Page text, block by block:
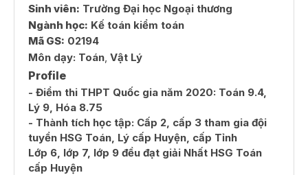
Sinh viên: Trường Đại học Ngoại thương
Ngành học: Kế toán kiểm toán
Mã GS: 02194
Môn dạy: Toán, Vật Lý
Profile
- Điểm thi THPT Quốc gia năm 2020: Toán 9.4,
Lý 9, Hóa 8.75
- Thành tích học tập: Cấp 2, cấp 3 tham gia đội
tuyển HSG Toán, Lý cấp Huyện, cấp Tỉnh
Lớp 6, lớp 7, lớp 9 đều đạt giải Nhất HSG Toán
cấp Huyện